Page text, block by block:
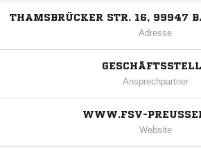
THAMSBRÜCKER STR. 16, 99947
Adresse
Ansprechpartner
WWW.FSV-
Website